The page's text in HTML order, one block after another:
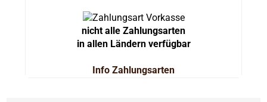
nicht alle Zahlungsarten
in allen Ländern verfügbar
Info Zahlungsarten